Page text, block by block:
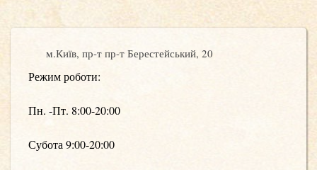
м.Київ, пр-т пр-т Берестейський, 20
Режим роботи:
Пн. -Пт. 8:00-20:00
Субота 9:00-20:00